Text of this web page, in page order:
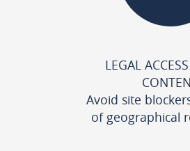
LEGAL
Avoid site
of geographical